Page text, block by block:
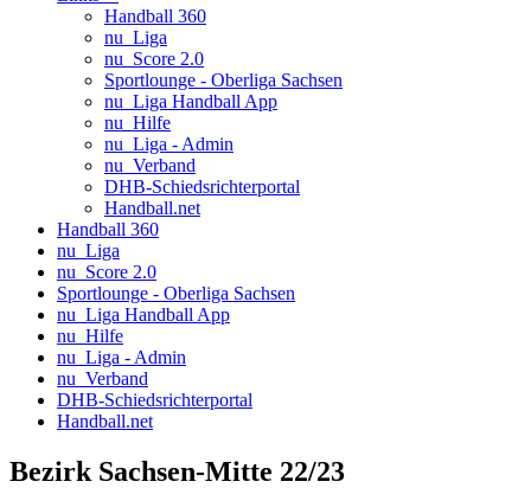
Handball 360
nu_Liga
nu_Score 2.0
Sportlounge - Oberliga Sachsen
nu_Liga Handball App
nu_Hilfe
nu_Liga - Admin
nu_Verband
DHB-Schiedsrichterportal
Handball.net
Handball 360
nu_Liga
nu_Score 2.0
Sportlounge - Oberliga Sachsen
nu_Liga Handball App
nu_Hilfe
nu_Liga - Admin
nu_Verband
DHB-Schiedsrichterportal
Handball.net
Bezirk Sachsen-Mitte 22/23